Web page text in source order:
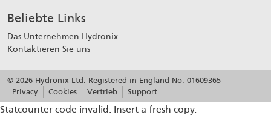
Beliebte Links
Das Unternehmen Hydronix
Kontaktieren Sie uns
© 2026 Hydronix Ltd. Registered in England No. 01609365
Privacy
Cookies Vertrieb Support
Statcounter code invalid. Insert a fresh copy.